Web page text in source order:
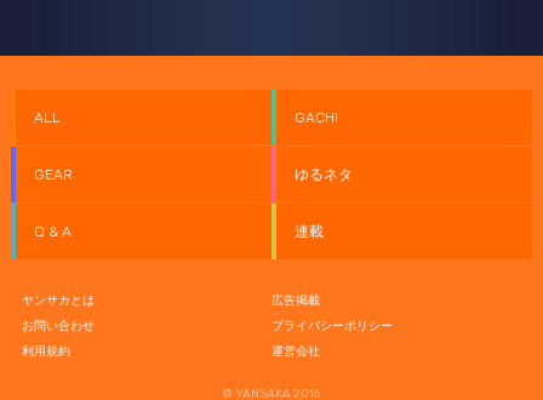
ALL GACHI
GEAR ゆるネタ
Q & A 連載
ヤンサカとは
広告掲載
お問い合わせ
プライバシーポリシー
利用規約
運営会社
© YANSAKA 2016